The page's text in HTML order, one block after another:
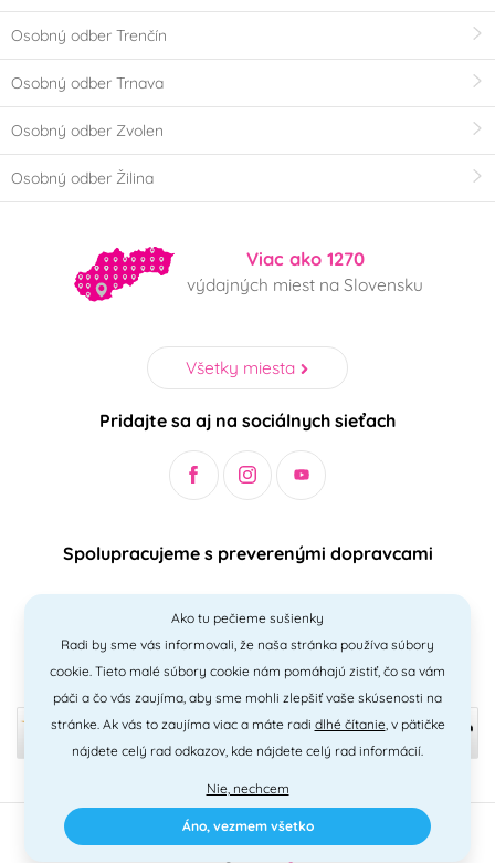
Osobný odber Trenčín
Osobný odber Trnava
Osobný odber Zvolen
Osobný odber Žilina
Viac ako 1270
výdajných miest na Slovensku
Všetky miesta
Pridajte sa aj na sociálnych sieťach
Spolupracujeme s preverenými dopravcami
Bezpečný a jednoduchý spôsob platieb
2010 - 2026 © PNM International s.r.o. • technické riešenie Simplia
Ako tu pečieme sušienky
Radi by sme vás informovali, že naša stránka používa súbory
cookie. Tieto malé súbory cookie nám pomáhajú zistiť, čo sa vám
páči a čo vás zaujíma, aby sme mohli zlepšiť vaše skúsenosti na
stránke. Ak vás to zaujíma viac a máte radi dlhé čítanie, v pätičke
nájdete celý rad odkazov, kde nájdete celý rad informácií.
Nie, nechcem
Áno, vezmem všetko